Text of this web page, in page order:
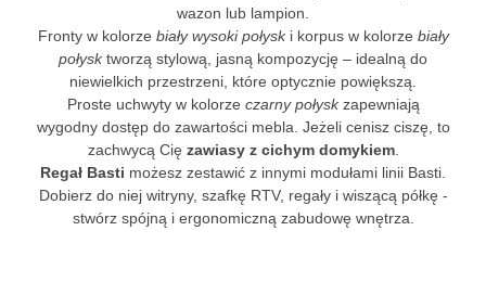
wazon lub lampion.
Fronty w kolorze biały wysoki połyski korpus w kolorze biały
połysktworzą stylową, jasną kompozycję – idealną do
niewielkich przestrzeni, które optycznie powiększą.
Proste uchwyty w kolorze czarny połyskzapewniają
wygodny dostęp do zawartości mebla. Jeżeli cenisz ciszę, to
zachwycą Cię zawiasy z cichym domykiem.
Regał Basti możesz zestawić z innymi modułami linii Basti.
Dobierz do niej witryny, szafkę RTV, regały i wiszącą półkę -
stwórz spójną i ergonomiczną zabudowę wnętrza.